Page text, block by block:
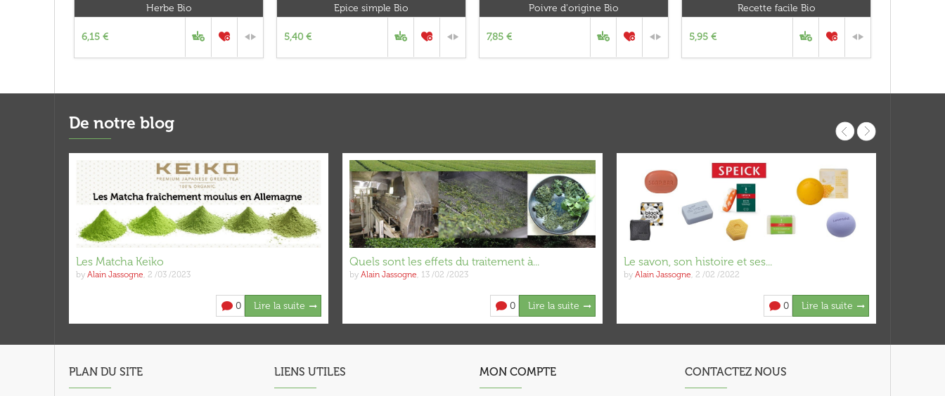
Herbe Bio
6,15 €
Epice simple Bio
5,40 €
Poivre d'origine Bio
7,85 €
Recette facile Bio
5,95 €
De notre blog
Les Matcha Keiko
by Alain Jassogne 2 /03 /2023
0 Lire la suite
Quels sont les effets du traitement à...
by Alain Jassogne 13 /02 /2023
0 Lire la suite
Le savon, son histoire et ses...
by Alain Jassogne 2 /02 /2022
0 Lire la suite
PLAN DU SITE LIENS UTILES MON COMPTE CONTACTEZ NOUS